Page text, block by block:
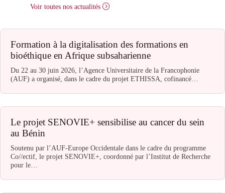
Voir toutes nos actualités
Formation à la digitalisation des formations en
bioéthique en Afrique subsaharienne
Du 22 au 30 juin 2026, l’Agence Universitaire de la Francophonie
(AUF) a organisé, dans le cadre du projet ETHISSA, cofinancé…
Le projet SENOVIE+ sensibilise au cancer du sein
au Bénin
Soutenu par l’AUF-Europe Occidentale dans le cadre du programme
Co//ectif, le projet SENOVIE+, coordonné par l’Institut de Recherche
pour le…